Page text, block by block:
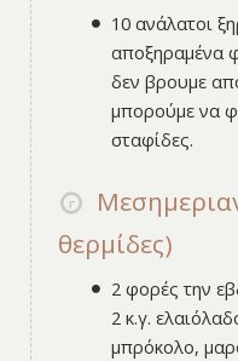
10 ανάλατοι
αποξηραμένα
δεν βρουμε
μπορούμε να
σταφίδες.
θερμίδες)
2 φορές την
2 κ.γ.
μπρόκολο,